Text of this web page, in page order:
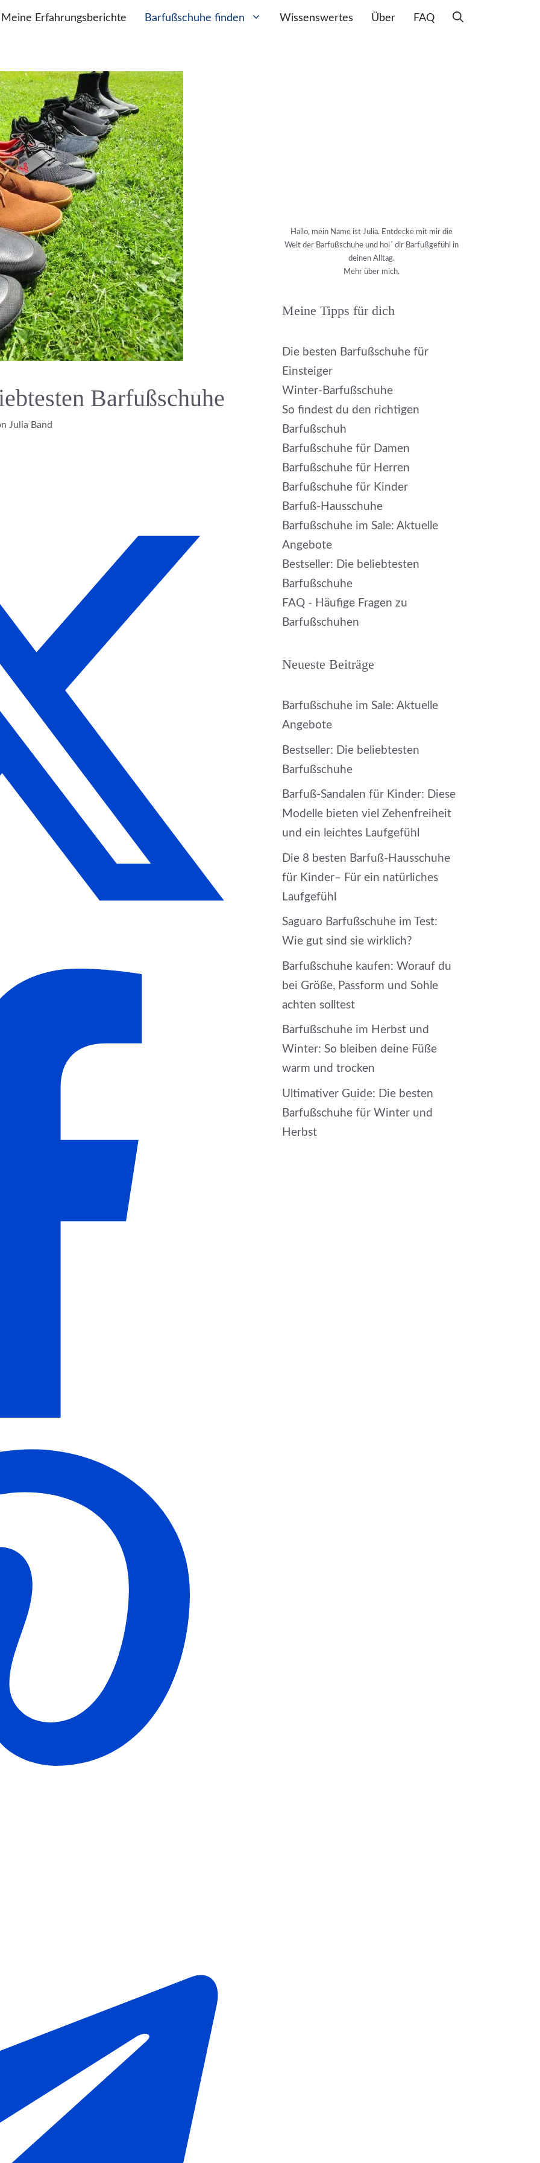
Meine Erfahrungsberichte Barfußschuhe finden Wissenswertes Über FAQ
Barfußschuhe
Julia Band
Hallo, mein Name ist Julia. Entdecke mit mir die
Welt der Barfußschuhe und hol´ dir Barfußgefühl in
deinen Alltag.
Mehr über mich.
Meine Tipps für dich
Die besten Barfußschuhe für
Einsteiger
Winter-Barfußschuhe
So findest du den richtigen
Barfußschuh
Barfußschuhe für Damen
Barfußschuhe für Herren
Barfußschuhe für Kinder
Barfuß-Hausschuhe
Barfußschuhe im Sale: Aktuelle
Angebote
Bestseller: Die beliebtesten
Barfußschuhe
FAQ - Häufige Fragen zu
Barfußschuhen
Neueste Beiträge
Barfußschuhe im Sale: Aktuelle
Angebote
Bestseller: Die beliebtesten
Barfußschuhe
Barfuß-Sandalen für Kinder: Diese
Modelle bieten viel Zehenfreiheit
und ein leichtes Laufgefühl
Die 8 besten Barfuß-Hausschuhe
für Kinder– Für ein natürliches
Laufgefühl
Saguaro Barfußschuhe im Test:
Wie gut sind sie wirklich?
Barfußschuhe kaufen: Worauf du
bei Größe, Passform und Sohle
achten solltest
Barfußschuhe im Herbst und
Winter: So bleiben deine Füße
warm und trocken
Ultimativer Guide: Die besten
Barfußschuhe für Winter und
Herbst